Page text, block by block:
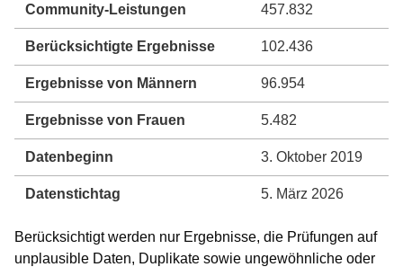
Community-Leistungen 457.832
Berücksichtigte Ergebnisse 102.436
Ergebnisse von Männern 96.954
Ergebnisse von Frauen 5.482
Datenbeginn 3. Oktober 2019
Datenstichtag 5. März 2026
Berücksichtigt werden nur Ergebnisse, die Prüfungen auf
unplausible Daten, Duplikate sowie ungewöhnliche oder